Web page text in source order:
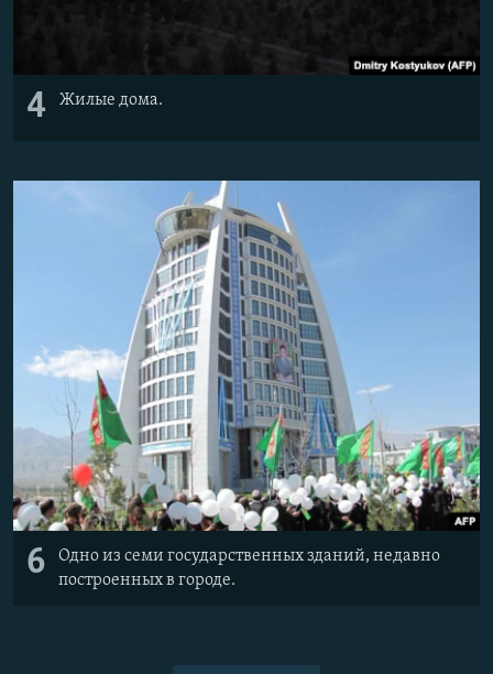
4 Жилые дома.
6
Одно из семи государственных зданий, недавно
построенных в городе.